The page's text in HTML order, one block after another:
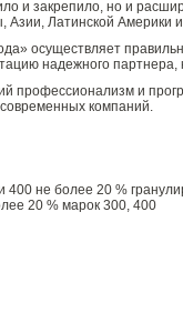
и закрепило, но и
Латинской Америки и
осуществляет
надежного партнера,
профессионализм и
компаний.
не более 20 %
20 % марок 300, 400